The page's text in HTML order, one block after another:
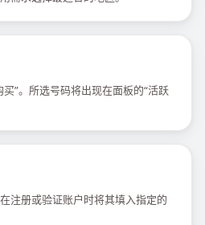
”。所选号码将出现在面板的“活跃
注册或验证账户时将其填入指定的